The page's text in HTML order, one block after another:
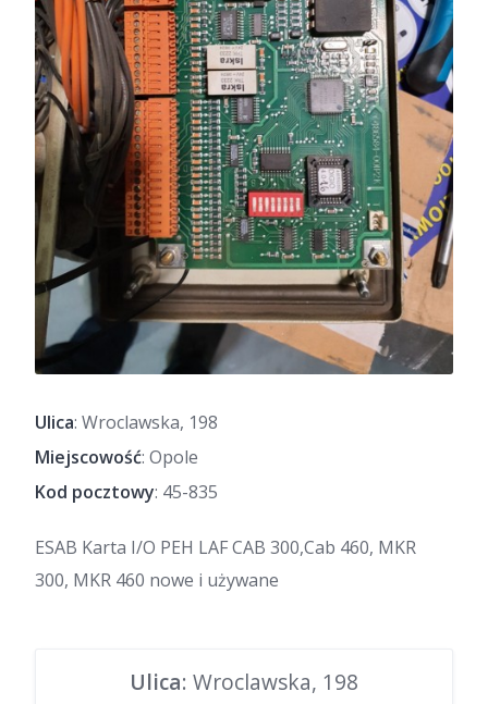
Ulica: Wroclawska, 198
Miejscowość: Opole
Kod pocztowy: 45-835
ESAB Karta I/O PEH LAF CAB 300,Cab 460, MKR
300, MKR 460 nowe i używane
Ulica: Wroclawska, 198